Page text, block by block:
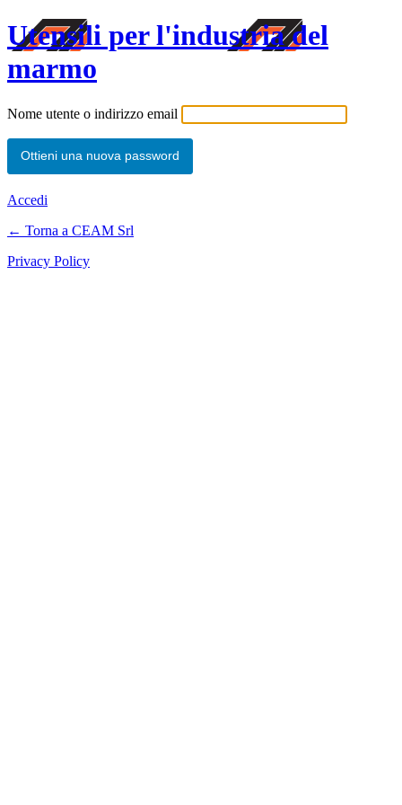
Utensili per l'industria del
marmo
Nome utente o indirizzo email
Accedi
← Torna a CEAM Srl
Privacy Policy